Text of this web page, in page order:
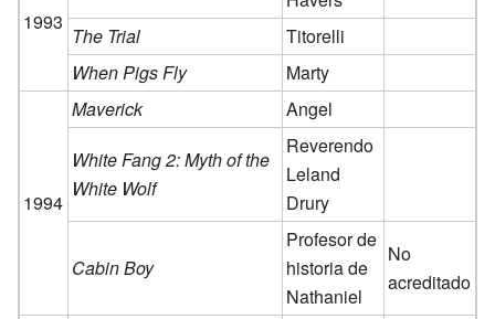
1993
The Trial
Titorelli
When Pigs Fly
Marty
1994
Maverick
Angel
White Fang 2: Myth of the
White Wolf
Reverendo
Leland
Drury
Cabin Boy
Profesor de
historia de
Nathaniel
No
acreditado